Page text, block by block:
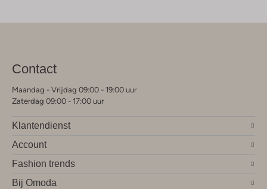
Contact
Maandag - Vrijdag 09:00 - 19:00 uur
Zaterdag 09:00 - 17:00 uur
Klantendienst
Account
Fashion trends
Bij Omoda